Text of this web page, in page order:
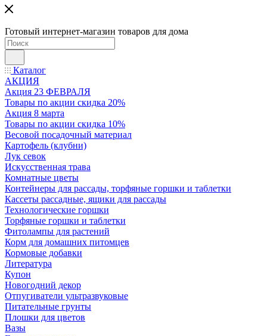
Готовый интернет-магазин товаров для дома
Каталог
АКЦИЯ
Акция 23 ФЕВРАЛЯ
Товары по акции скидка 20%
Акция 8 марта
Товары по акции скидка 10%
Весовой посадочный материал
Картофель (клубни)
Лук севок
Искусственная трава
Комнатные цветы
Контейнеры для рассады, торфяные горшки и таблетки
Кассеты рассадные, ящики для рассады
Технологические горшки
Торфяные горшки и таблетки
Фитолампы для растений
Корм для домашних питомцев
Кормовые добавки
Литература
Купон
Новогодний декор
Отпугиватели ультразвуковые
Питательные грунты
Плошки для цветов
Вазы